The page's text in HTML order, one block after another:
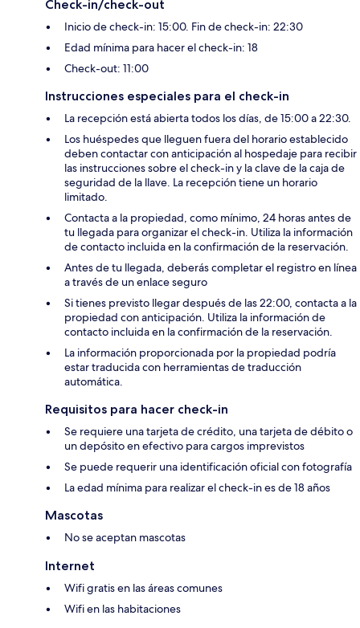
Check-in/check-out
Inicio de check-in: 15:00. Fin de check-in: 22:30
Edad mínima para hacer el check-in: 18
Check-out: 11:00
Instrucciones especiales para el check-in
La recepción está abierta todos los días, de 15:00 a 22:30.
Los huéspedes que lleguen fuera del horario establecido
deben contactar con anticipación al hospedaje para recibir
las instrucciones sobre el check-in y la clave de la caja de
seguridad de la llave. La recepción tiene un horario
limitado.
Contacta a la propiedad, como mínimo, 24 horas antes de
tu llegada para organizar el check-in. Utiliza la información
de contacto incluida en la confirmación de la reservación.
Antes de tu llegada, deberás completar el registro en línea
a través de un enlace seguro
Si tienes previsto llegar después de las 22:00, contacta a la
propiedad con anticipación. Utiliza la información de
contacto incluida en la confirmación de la reservación.
La información proporcionada por la propiedad podría
estar traducida con herramientas de traducción
automática.
Requisitos para hacer check-in
Se requiere una tarjeta de crédito, una tarjeta de débito o
un depósito en efectivo para cargos imprevistos
Se puede requerir una identificación oficial con fotografía
La edad mínima para realizar el check-in es de 18 años
Mascotas
No se aceptan mascotas
Internet
Wifi gratis en las áreas comunes
Wifi en las habitaciones